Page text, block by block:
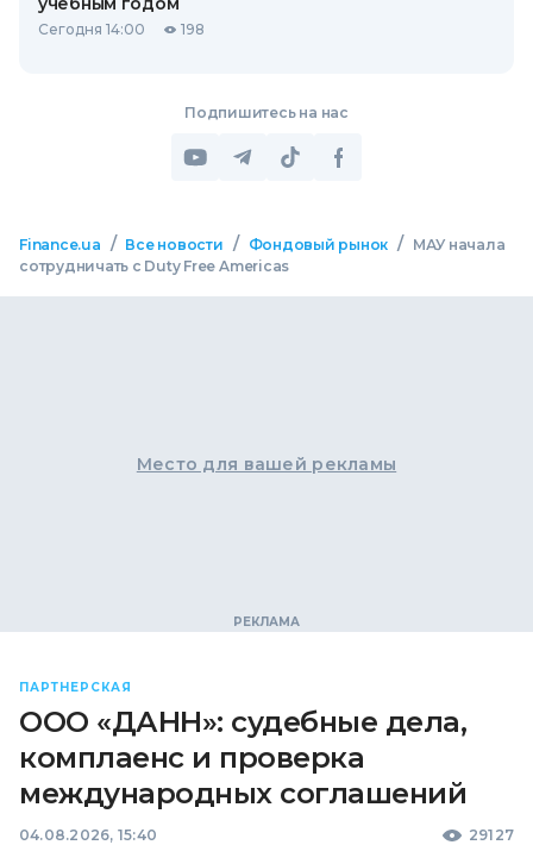
Сегодня 14:00 198
Подпишитесь на нас
Finance.ua / Все новости / Фондовый рынок /
МАУ начала
сотрудничать с Duty Free Americas
Место для вашей рекламы
ПАРТНЕРСКАЯ
ООО «ДАНН»: судебные дела,
комплаенс и проверка
международных соглашений
04.08.2026, 15:40 29127